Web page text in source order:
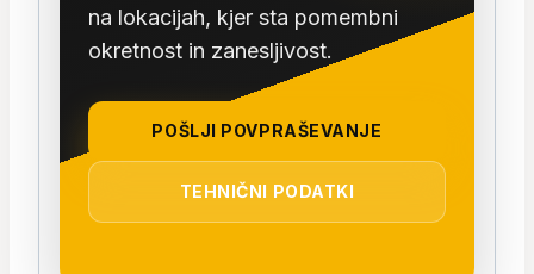
na lokacijah, kjer sta pomembni
okretnost in zanesljivost.
POŠLJI POVPRAŠEVANJE
TEHNIČNI PODATKI